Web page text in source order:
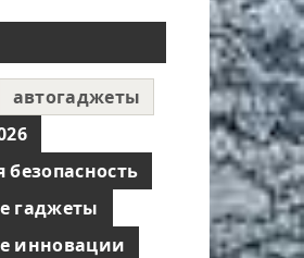
автогаджеты
гаджеты
инновации